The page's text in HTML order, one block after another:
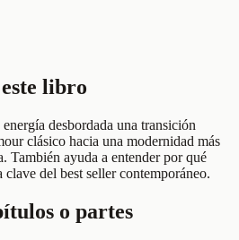
libro
desbordada una transición
clásico hacia una modernidad más
También ayuda a entender por qué
del best seller contemporáneo.
o partes